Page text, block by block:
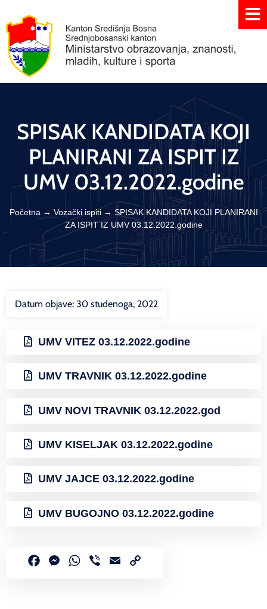
SPISAK KANDIDATA KOJI
PLANIRANI ZA ISPIT IZ
UMV 03.12.2022.godine
Početna → Vozački ispiti→ SPISAK KANDIDATA KOJI PLANIRANI
ZA ISPIT IZ UMV 03.12.2022.godine
Datum objave: 30 studenoga, 2022
UMV VITEZ 03.12.2022.godine
UMV TRAVNIK 03.12.2022.godine
UMV NOVI TRAVNIK 03.12.2022.god
UMV KISELJAK 03.12.2022.godine
UMV JAJCE 03.12.2022.godine
UMV BUGOJNO 03.12.2022.godine
FacebookMessenger
WhatsApp
Viber Email